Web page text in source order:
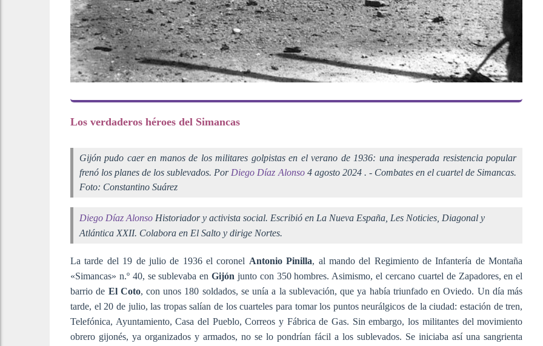
Los verdaderos héroes del Simancas
Gijón pudo caer en manos de los militares golpistas en el verano de 1936: una inesperada resistencia popular
frenó los planes de los sublevados. Por Diego Díaz Alonso4 agosto 2024 . - Combates en el cuartel de Simancas.
Foto: Constantino Suárez
Diego Díaz Alonso Historiador y activista social. Escribió en La Nueva España, Les Noticies, Diagonal y
Atlántica XXII. Colabora en El Salto y dirige Nortes.
La tarde del 19 de julio de 1936 el coronel Antonio Pinilla, al mando del Regimiento de Infantería de Montaña
«Simancas» n.º 40, se sublevaba enGijón junto con 350 hombres. Asimismo, el cercano cuartel de Zapadores, en el
barrio de El Coto, con unos 180 soldados, se unía a la sublevación, que ya había triunfado en Oviedo. Un día más
tarde, el 20 de julio, las tropas salían de los cuarteles para tomar los puntos neurálgicos de la ciudad: estación de tren,
Telefónica, Ayuntamiento, Casa del Pueblo, Correos y Fábrica de Gas. Sin embargo, los militantes del movimiento
obrero gijonés, ya organizados y armados, no se lo pondrían fácil a los sublevados. Se iniciaba así una sangrienta